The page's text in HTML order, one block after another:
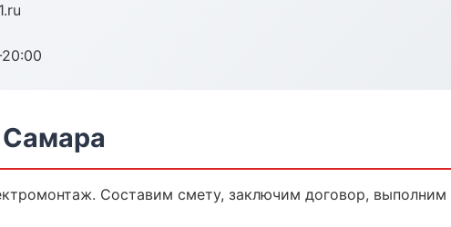
Составим смету, заключим договор, выполним